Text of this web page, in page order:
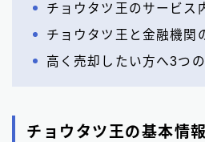
チョウタツ王のサービス
チョウタツ王と金融機関
高く売却したい方へ3つ
チョウタツ王の基本情報